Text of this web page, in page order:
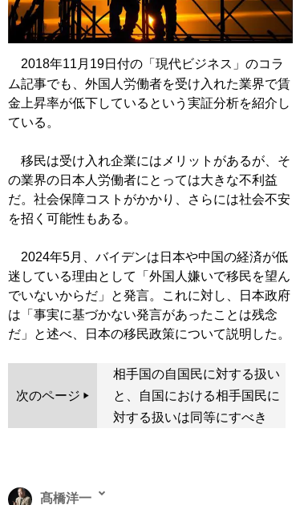
2018年11月19日付の「現代ビジネス」のコラ
ム記事でも、外国人労働者を受け入れた業界で賃
金上昇率が低下しているという実証分析を紹介し
ている。
移民は受け入れ企業にはメリットがあるが、そ
の業界の日本人労働者にとっては大きな不利益
だ。社会保障コストがかかり、さらには社会不安
を招く可能性もある。
2024年5月、バイデンは日本や中国の経済が低
迷している理由として「外国人嫌いで移民を望ん
でいないからだ」と発言。これに対し、日本政府
は「事実に基づかない発言があったことは残念
だ」と述べ、日本の移民政策について説明した。
次のページ
相手国の自国民に対する扱い
と、自国における相手国民に
対する扱いは同等にすべき
髙橋洋一